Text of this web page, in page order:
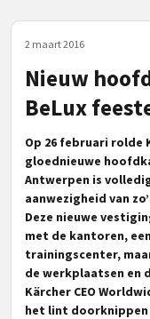
2 maart 2016
Nieuw
BeLux
Op 26 februari rolde
gloednieuwe
Antwerpen is
aanwezigheid van
Deze nieuwe
met de kantoren,
trainingscenter,
de werkplaatsen en
Kärcher CEO
het lint